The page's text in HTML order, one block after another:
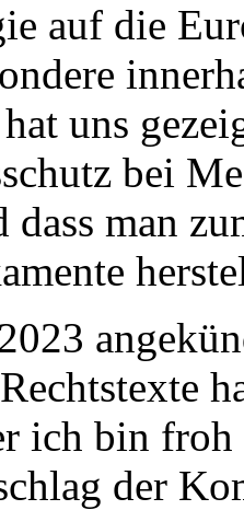
auf die
uns
bei
dass man
ich bin froh
der